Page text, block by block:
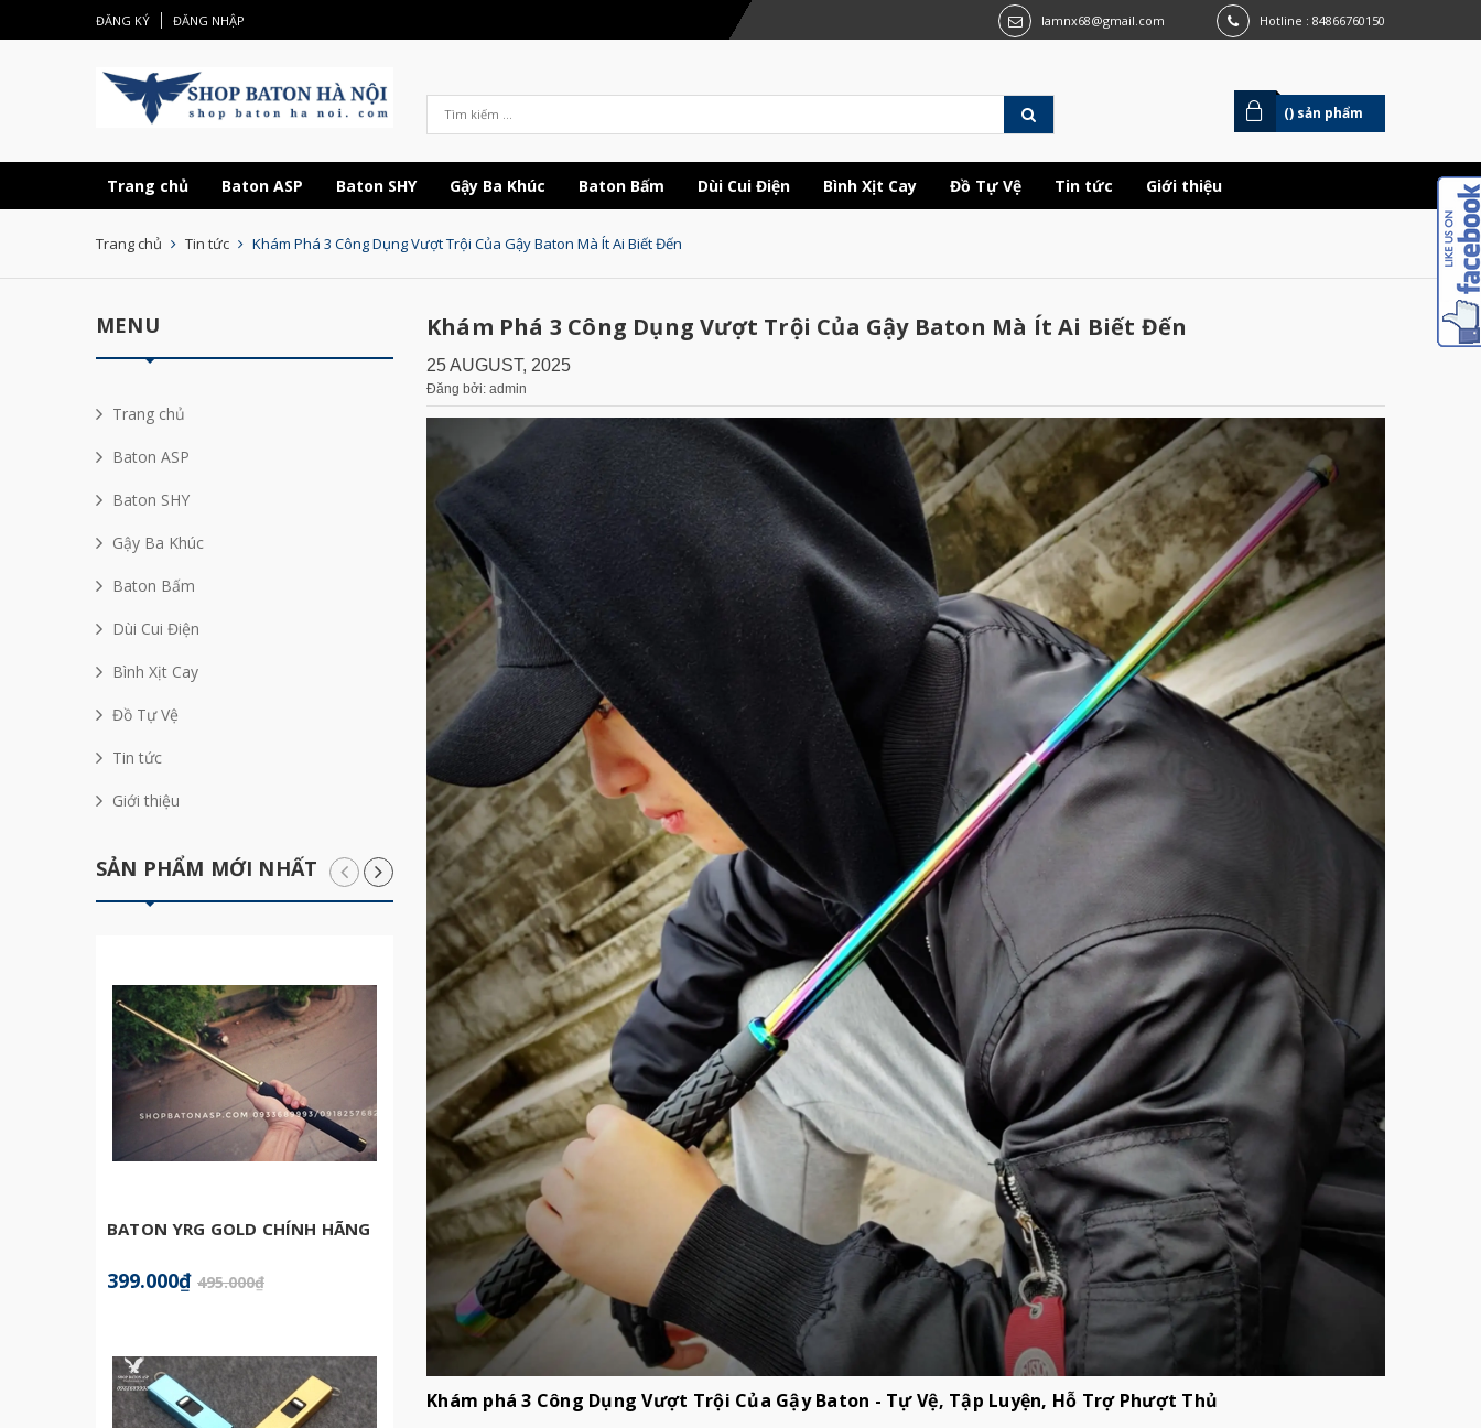
ĐĂNG KÝ ĐĂNG NHẬP lamnx68@gmail.com Hotline : 84866760150
() sản phẩm
Trang chủ Baton ASP Baton SHY Gậy Ba Khúc Baton Bấm Dùi Cui Điện Bình Xịt Cay Đồ Tự Vệ Tin tức Giới thiệu
Trang chủ Tin tức Khám Phá 3 Công Dụng Vượt Trội Của Gậy Baton Mà Ít Ai Biết Đến
Khám Phá 3 Công Dụng Vượt Trội Của Gậy Baton Mà Ít Ai Biết Đến
25 AUGUST, 2025
Đăng bởi: admin
Khám phá 3 Công Dụng Vượt Trội Của Gậy Baton - Tự Vệ, Tập Luyện, Hỗ Trợ Phượt Thủ
MENU
Trang chủ
Baton ASP
Baton SHY
Gậy Ba Khúc
Baton Bấm
Dùi Cui Điện
Bình Xịt Cay
Đồ Tự Vệ
Tin tức
Giới thiệu
SẢN PHẨM MỚI NHẤT
BATON YRG GOLD CHÍNH HÃNG
399.000₫ 495.000₫
XỊT CAY TAKE DOWN USA LOẠI
LỚN
1.260.000₫ 1.600.000₫
BATON SHY TRẮNG SIZE 26
CHÍNH HÃNG
599.000₫ 795.000₫
DÙI CUI ĐIỆN HY-X8 POLICE
CHÍNH HÃNG
750.000₫ 850.000₫